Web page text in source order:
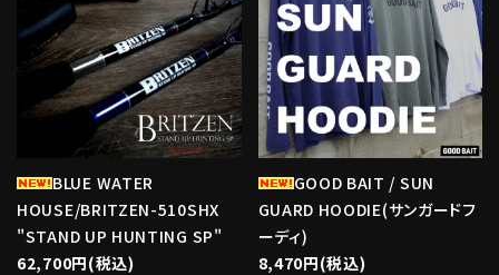
BLUE WATER
HOUSE/BRITZEN-510SHX
"STAND UP HUNTING SP"
62,700円(税込)
GOOD BAIT / SUN
GUARD HOODIE(サンガードフ
ーディ)
8,470円(税込)